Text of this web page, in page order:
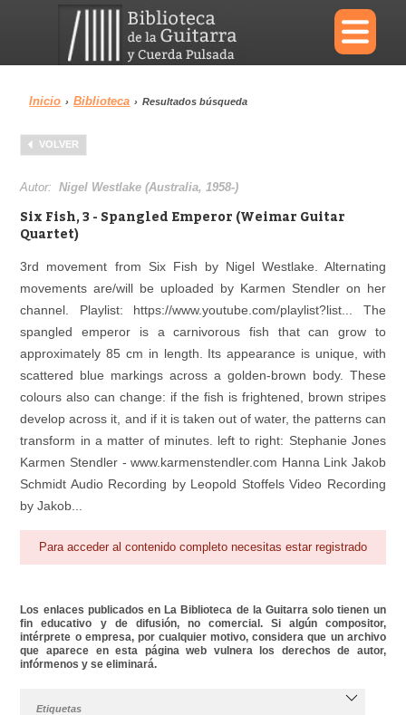
×
Menu
Biblioteca
Inicio › Biblioteca › Resultados búsqueda
VOLVER
Autor:Nigel Westlake (Australia, 1958-)
Six Fish, 3 - Spangled Emperor (Weimar Guitar
Quartet)
3rd movement from Six Fish by Nigel Westlake. Alternating
movements are/will be uploaded by Karmen Stendler on her
channel. Playlist: https://www.youtube.com/playlist?list... The
spangled emperor is a carnivorous fish that can grow to
approximately 85 cm in length. Its appearance is unique, with
scattered blue markings across a golden-brown body. These
colours also can change: if the fish is frightened, brown stripes
develop across it, and if it is taken out of water, the patterns can
transform in a matter of minutes. left to right: Stephanie Jones
Karmen Stendler - www.karmenstendler.com Hanna Link Jakob
Schmidt Audio Recording by Leopold Stoffels Video Recording
by Jakob...
Para acceder al contenido completo necesitas estar registrado
Los enlaces publicados en La Biblioteca de la Guitarra solo tienen un
fin educativo y de difusión, no comercial. Si algún compositor,
intérprete o empresa, por cualquier motivo, considera que un archivo
que aparece en esta página web vulnera los derechos de autor,
infórmenos y se eliminará.
Etiquetas